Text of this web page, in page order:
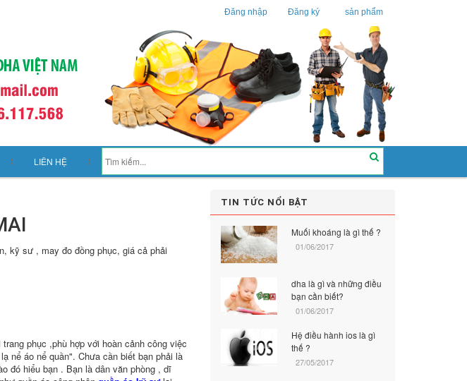
Đăng nhập Đăng ký sản phẩm
LIÊN HỆ
kỹ sư , may đo đồng phục, giá cả phải
phục ,phù hợp với hoàn cảnh công việc
nể áo nể quần". Chưa cần biết bạn phải là
đó hiểu bạn . Bạn là dân văn phòng , dĩ
TIN TỨC NỔI BẬT
Muối khoáng là gì thế ?
01/06/2017
dha là gì và những điều
bạn cần biết?
01/06/2017
Hệ điều hành ios là gì
thế ?
27/05/2017